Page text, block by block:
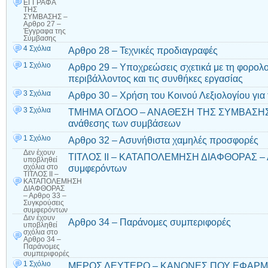
ΕΓΓΡΑΦΑ
ΤΗΣ
ΣΥΜΒΑΣΗΣ –
Αρθρο 27 –
Έγγραφα της
Σύμβασης
4 Σχόλια
Αρθρο 28 – Τεχνικές προδιαγραφές
1 Σχόλιο
Αρθρο 29 – Υποχρεώσεις σχετικά με τη
περιβάλλοντος και τις συνθήκες εργασίας
3 Σχόλια Αρθρο 30 – Χρήση του Κοινού Λεξιολογίου για
3 Σχόλια
ΤΜΗΜΑ ΟΓΔΟΟ – ΑΝΑΘΕΣΗ ΤΗΣ ΣΥΜΒΑΣΗΣ –
ανάθεσης των συμβάσεων
1 Σχόλιο Αρθρο 32 – Ασυνήθιστα χαμηλές προσφορές
Δεν έχουν
υποβληθεί
σχόλια στο
ΤΙΤΛΟΣ ΙΙ –
ΚΑΤΑΠΟΛΕΜΗΣΗ
ΔΙΑΦΘΟΡΑΣ
– Αρθρο 33 –
Συγκρούσεις
συμφερόντων
ΤΙΤΛΟΣ ΙΙ – ΚΑΤΑΠΟΛΕΜΗΣΗ ΔΙΑΦΘΟΡΑΣ –
συμφερόντων
Δεν έχουν
υποβληθεί
σχόλια στο
Αρθρο 34 –
Παράνομες
συμπεριφορές
Αρθρο 34 – Παράνομες συμπεριφορές
1 Σχόλιο ΜΕΡΟΣ ΔΕΥΤΕΡΟ – ΚΑΝΟΝΕΣ ΠΟΥ